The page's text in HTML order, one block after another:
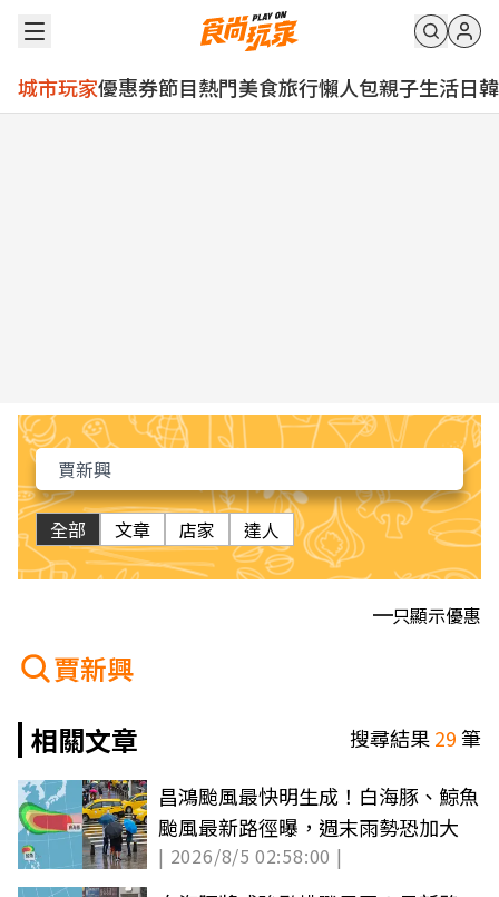
城市玩家優惠券節目熱門美食旅行懶人包親子生活日韓
全部 文章 店家 達人
只顯示優惠
賈新興
相關文章
搜尋結果29筆
昌鴻颱風最快明生成！白海豚、鯨魚
颱風最新路徑曝，週末雨勢恐加大
| 2026/8/5 02:58:00 |